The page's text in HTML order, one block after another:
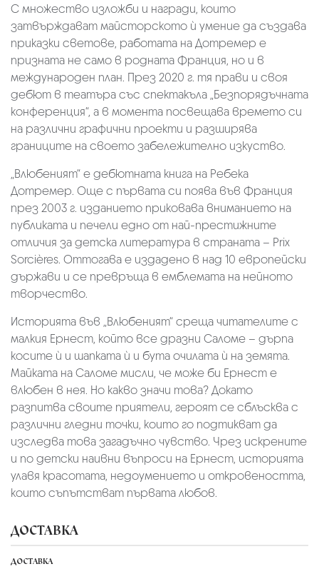
С множество изложби и награди, които
затвърждават майсторското ѝ умение да създава
приказки светове, работата на Дотремер е
призната не само в родната Франция, но и в
международен план. През 2020 г. тя прави и своя
дебют в театъра със спектакъла „Безпорядъчната
конференция“, а в момента посвещава времето си
на различни графични проекти и разширява
границите на своето забележително изкуство.
„Влюбеният“ е дебютната книга на Ребека
Дотремер. Още с първата си поява във Франция
през 2003 г. изданието приковава вниманието на
публиката и печели едно от най-престижните
отличия за детска литература в страната – Prix
Sorcières. Оттогава е издадено в над 10 европейски
държави и се превръща в емблемата на нейното
творчество.
Историята във „Влюбеният“ среща читателите с
малкия Ернест, който все дразни Саломе – дърпа
косите ѝ и шапката ѝ и бута очилата ѝ на земята.
Майката на Саломе мисли, че може би Ернест е
влюбен в нея. Но какво значи това? Докато
разпитва своите приятели, героят се сблъсква с
различни гледни точки, които го подтикват да
изследва това загадъчно чувство. Чрез искрените
и по детски наивни въпроси на Ернест, историята
улавя красотата, недоумението и откровеността,
които съпътстват първата любов.
ДОСТАВКА
ДОСТАВКА